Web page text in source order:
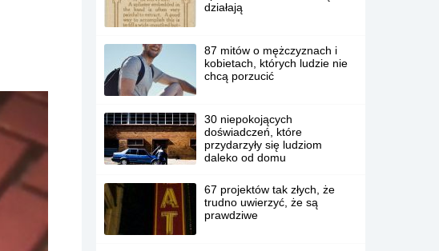
działają
87 mitów o mężczyznach i
kobietach, których ludzie nie
chcą porzucić
30 niepokojących
doświadczeń, które
przydarzyły się ludziom
daleko od domu
67 projektów tak złych, że
trudno uwierzyć, że są
prawdziwe